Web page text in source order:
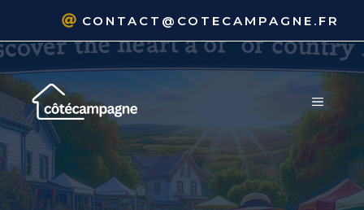
contenu
CONTACT@COTECAMPAGNE.FR
MENU